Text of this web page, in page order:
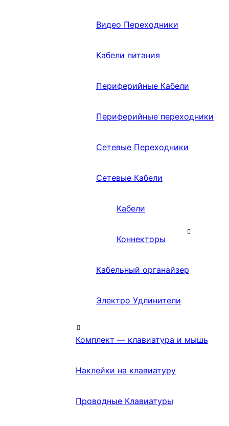
Видео Переходники
Кабели питания
Периферийные Кабели
Периферийные переходники
Сетевые Переходники
Сетевые Кабели
Кабели
Коннекторы
Кабельный органайзер
Электро Удлинители
Комплект — клавиатура и мышь
Наклейки на клавиатуру
Проводные Клавиатуры